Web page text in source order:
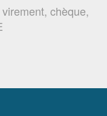
chèque,